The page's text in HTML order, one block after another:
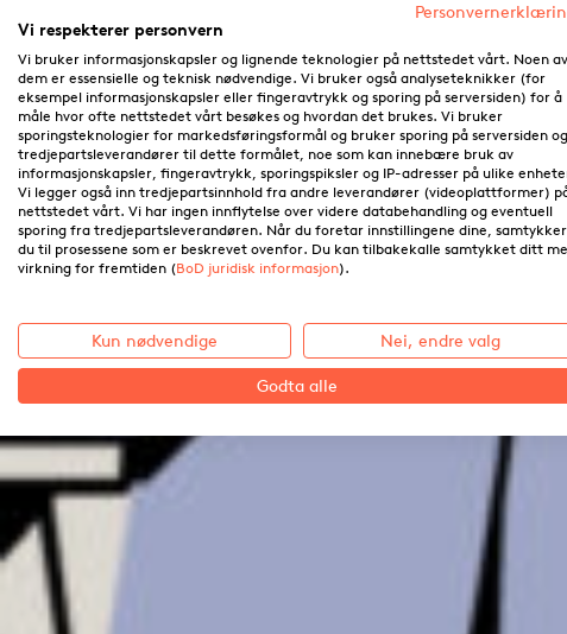
Vi respekterer personvern
Vi bruker informasjonskapsler og lignende teknologier på nettstedet vårt. Noen av
dem er essensielle og teknisk nødvendige. Vi bruker også analyseteknikker (for
eksempel informasjonskapsler eller fingeravtrykk og sporing på serversiden) for å
måle hvor ofte nettstedet vårt besøkes og hvordan det brukes. Vi bruker
sporingsteknologier for markedsføringsformål og bruker sporing på serversiden og
tredjepartsleverandører til dette formålet, noe som kan innebære bruk av
informasjonskapsler, fingeravtrykk, sporingspiksler og IP-adresser på ulike
Vi legger også inn tredjepartsinnhold fra andre leverandører (videoplattformer)
nettstedet vårt. Vi har ingen innflytelse over videre databehandling og eventuell
sporing fra tredjepartsleverandøren. Når du foretar innstillingene dine, samtykker
du til prosessene som er beskrevet ovenfor. Du kan tilbakekalle samtykket ditt
virkning for fremtiden (BoD juridisk informasjon).
Kun nødvendige Nei, endre valg
Godta alle